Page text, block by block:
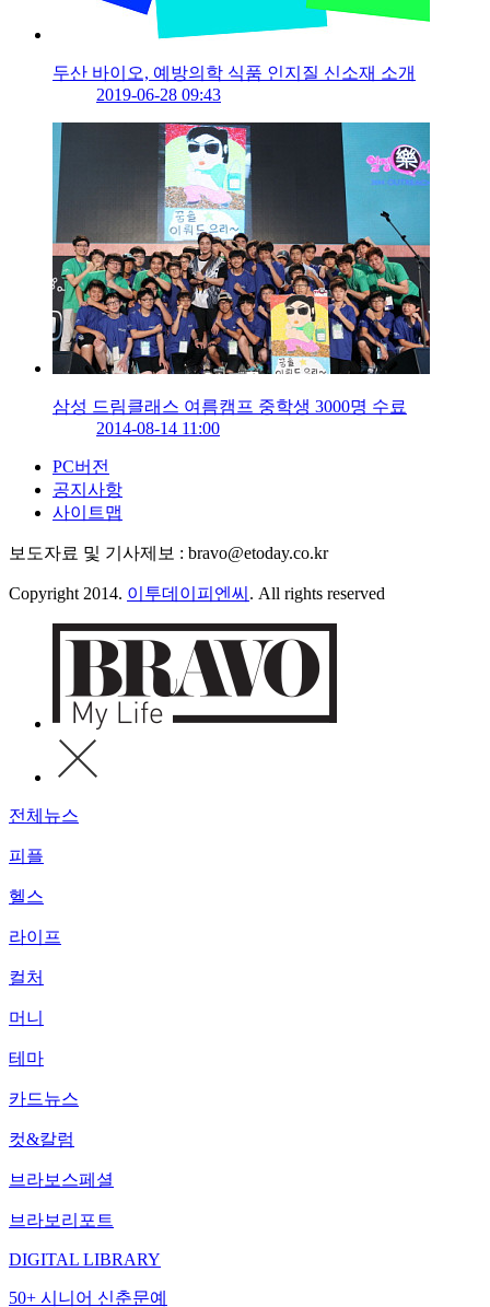
두산 바이오, 예방의학 식품 인지질 신소재 소개
2019-06-28 09:43
삼성 드림클래스 여름캠프 중학생 3000명 수료
2014-08-14 11:00
PC버전
공지사항
사이트맵
보도자료 및 기사제보 : bravo@etoday.co.kr
Copyright 2014. 이투데이피엔씨 . All rights reserved
전체뉴스
피플
헬스
라이프
컬처
머니
테마
카드뉴스
컷&칼럼
브라보스페셜
브라보리포트
DIGITAL LIBRARY
50+ 시니어 신춘문예